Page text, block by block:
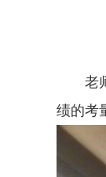
老
绩的考